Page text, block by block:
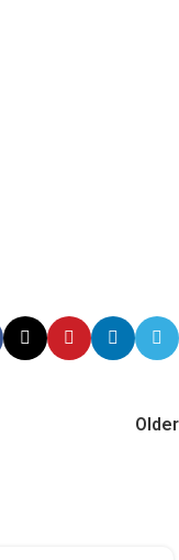
Older